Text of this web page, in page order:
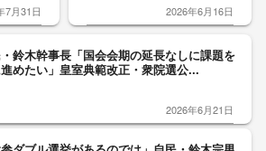
7月31日 2026年6月16日
鈴木幹事長「国会会期の延長なしに課題を
めたい」皇室典範改正・衆院選公...
2026年6月21日